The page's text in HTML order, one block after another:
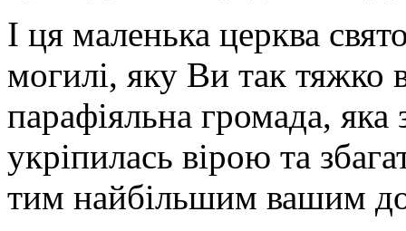
І ця маленька церква
могилі, яку Ви так тяжко
парафіяльна громада,
укріпилась вірою та
тим найбільшим вашим